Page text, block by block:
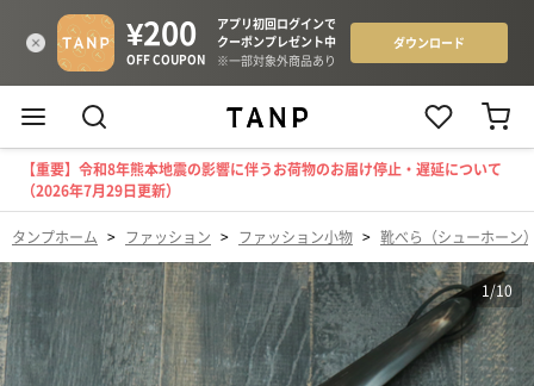
【重要】令和8年熊本地震の影響に伴うお荷物のお届け停止・遅延について
（2026年7月29日更新）
タンプホーム > ファッション > ファッション小物 > 靴べら（シューホーン
1/10